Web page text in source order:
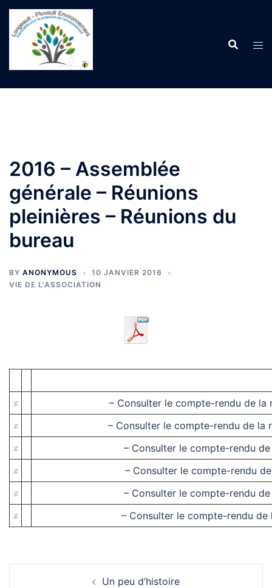
Aller
contenu
2016 – Assemblée
générale – Réunions
pleinières – Réunions du
bureau
BY ANONYMOUS
10 JANVIER 2016
VIE DE L'ASSOCIATION
– Consulter le compte-rendu de la
– Consulter le compte-rendu de la
– Consulter le compte-rendu
– Consulter le compte-rendu
– Consulter le compte-rendu
– Consulter le compte-rendu
Un peu d’histoire